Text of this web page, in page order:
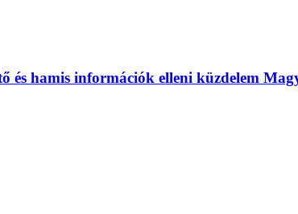
és hamis információk elleni küzdelem